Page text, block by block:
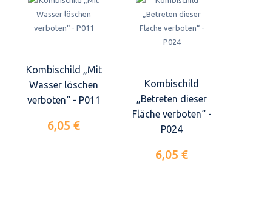
Kombischild „Mit
Wasser löschen
verboten“ - P011
6,05 €
Kombischild
„Betreten dieser
Fläche verboten“ -
P024
6,05 €